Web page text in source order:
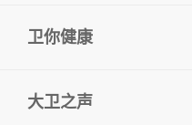
卫你健康
大卫之声